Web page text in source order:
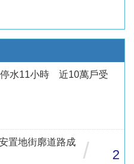
水11小時 近10萬戶受
置地街廓道路成
/ 2